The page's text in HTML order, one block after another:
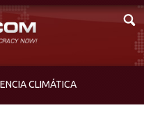
CLIMÁTICA